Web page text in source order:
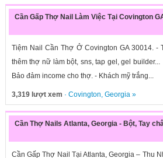
Cần Gấp Thợ Nail Làm Việc Tại Covington
Tiệm Nail Cần Thợ Ở Covington GA 30014. -
thêm thợ nữ làm bột, sns, tap gel, gel
Bảo đảm income cho thợ. - Khách mỹ trắng...
3,319 lượt xem · Covington, Georgia»
Cần Thợ Nails Atlanta, Georgia - Bột, Tay
Cần Gấp Thợ Nail Tại Atlanta, Georgia – Thu